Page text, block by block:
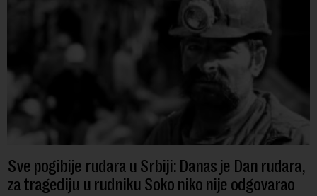
Sve pogibije rudara u Srbiji: Danas je Dan rudara,
za tragediju u rudniku Soko niko nije odgovarao